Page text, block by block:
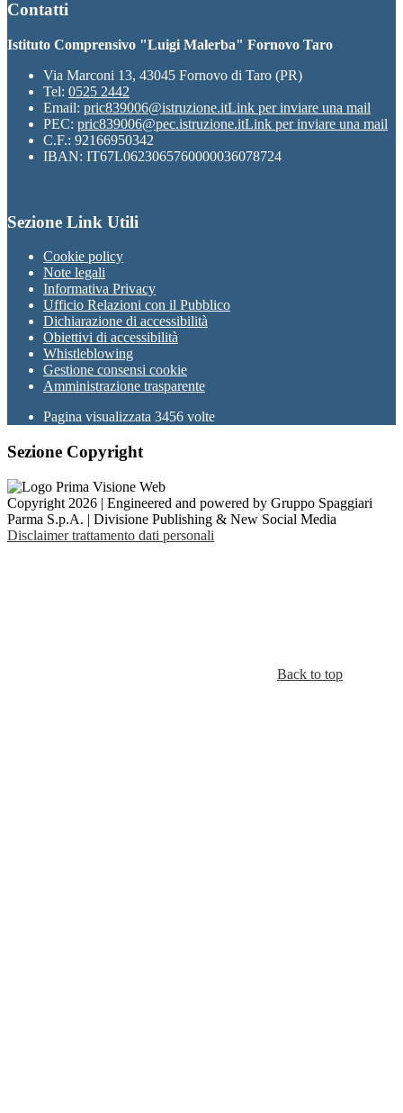
Contatti
Istituto Comprensivo "Luigi Malerba" Fornovo Taro
Via Marconi 13, 43045 Fornovo di Taro (PR)
Tel: 0525 2442
Email: pric839006@istruzione.itLink per inviare una mail
PEC: pric839006@pec.istruzione.itLink per inviare una mail
C.F.: 92166950342
IBAN: IT67L0623065760000036078724
Sezione Link Utili
Cookie policy
Note legali
Informativa Privacy
Ufficio Relazioni con il Pubblico
Dichiarazione di accessibilità
Obiettivi di accessibilità
Whistleblowing
Gestione consensi cookie
Amministrazione trasparente
Pagina visualizzata 3456 volte
Sezione Copyright
Copyright 2026 | Engineered and powered by Gruppo Spaggiari
Parma S.p.A. | Divisione Publishing & New Social Media
Disclaimer trattamento dati personali
Back to top